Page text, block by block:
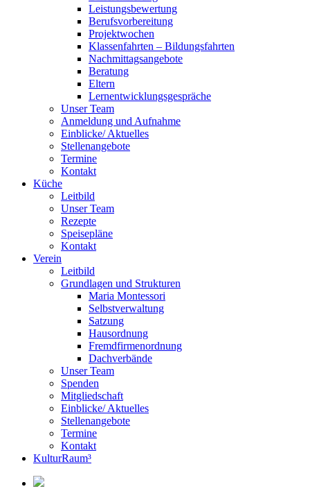
Leistungsbewertung
Berufsvorbereitung
Projektwochen
Klassenfahrten – Bildungsfahrten
Nachmittagsangebote
Beratung
Eltern
Lernentwicklungsgespräche
Unser Team
Anmeldung und Aufnahme
Einblicke/ Aktuelles
Stellenangebote
Termine
Kontakt
Küche
Leitbild
Unser Team
Rezepte
Speisepläne
Kontakt
Verein
Leitbild
Grundlagen und Strukturen
Maria Montessori
Selbstverwaltung
Satzung
Hausordnung
Fremdfirmenordnung
Dachverbände
Unser Team
Spenden
Mitgliedschaft
Einblicke/ Aktuelles
Stellenangebote
Termine
Kontakt
KulturRaum³